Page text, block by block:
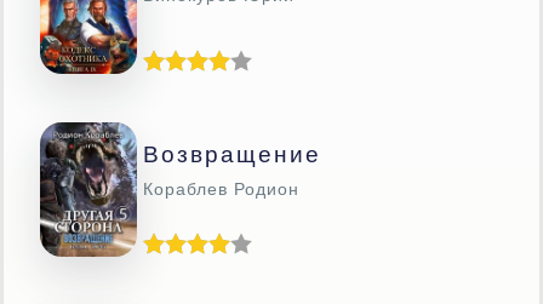
Возвращение
Кораблев Родион